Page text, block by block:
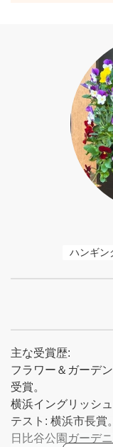
ハンギン
主な受賞歴:
フラワー＆ガーデ
受賞。
横浜イングリッシ
テスト: 横浜市長賞。
日比谷公園ガーデ